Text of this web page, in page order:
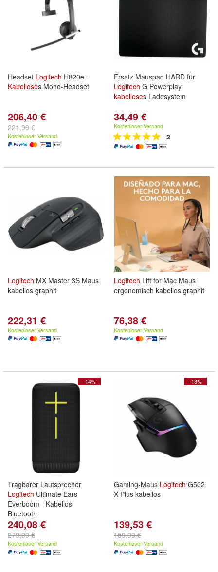
Headset Logitech H820e -
Kabelloses Mono-Headset
206,40 €
221,99 €
Kostenloser Versand
Ersatz Mauspad HARD für
Logitech G Powerplay
kabelloses Ladesystem
34,49 €
Kostenloser Versand
2
Logitech MX Master 3S Maus
kabellos graphit
222,31 €
Kostenloser Versand
Logitech Lift for Mac Maus
ergonomisch kabellos graphit
76,38 €
Kostenloser Versand
- 14%
Tragbarer Lautsprecher
Logitech Ultimate Ears
Everboom - Kabellos,
Bluetooth
240,08 €
279,99 €
Kostenloser Versand
- 13%
Gaming-Maus Logitech G502
X Plus kabellos
139,53 €
159,99 €
Kostenloser Versand